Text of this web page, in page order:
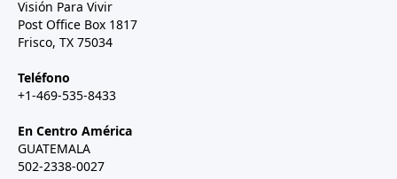
Visión Para Vivir
Post Office Box 1817
Frisco, TX 75034
Teléfono
+1-469-535-8433
En Centro América
GUATEMALA
502-2338-0027